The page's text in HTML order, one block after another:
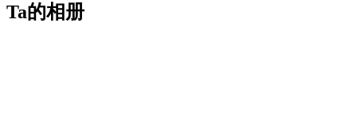
Ta的相册